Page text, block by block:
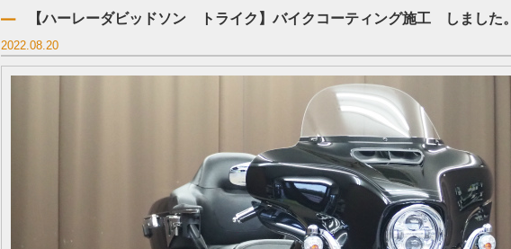
【ハーレーダビッドソン トライク】バイクコーティング施工 しました。
2022.08.20